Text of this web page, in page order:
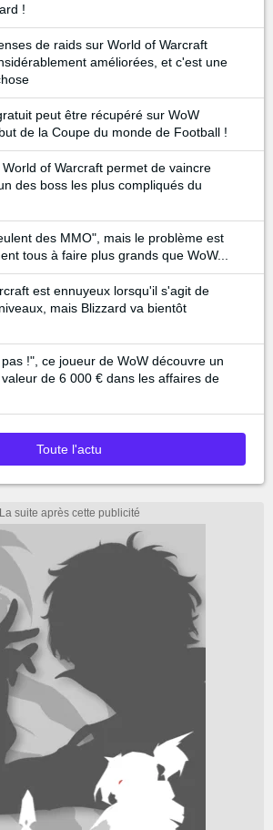
!
de raids sur World of Warcraft
améliorées, et c'est une
peut être récupéré sur WoW
de la Coupe du monde de Football !
of Warcraft permet de vaincre
des boss les plus compliqués du
des MMO", mais le problème est
tous à faire plus grands que WoW...
est ennuyeux lorsqu'il s'agit de
mais Blizzard va bientôt
!", ce joueur de WoW découvre un
de 6 000 € dans les affaires de
Toute l'actu